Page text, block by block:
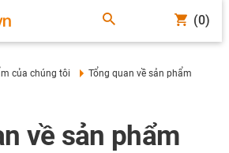
(0)
của chúng tôi Tổng quan về sản phẩm
về sản phẩm